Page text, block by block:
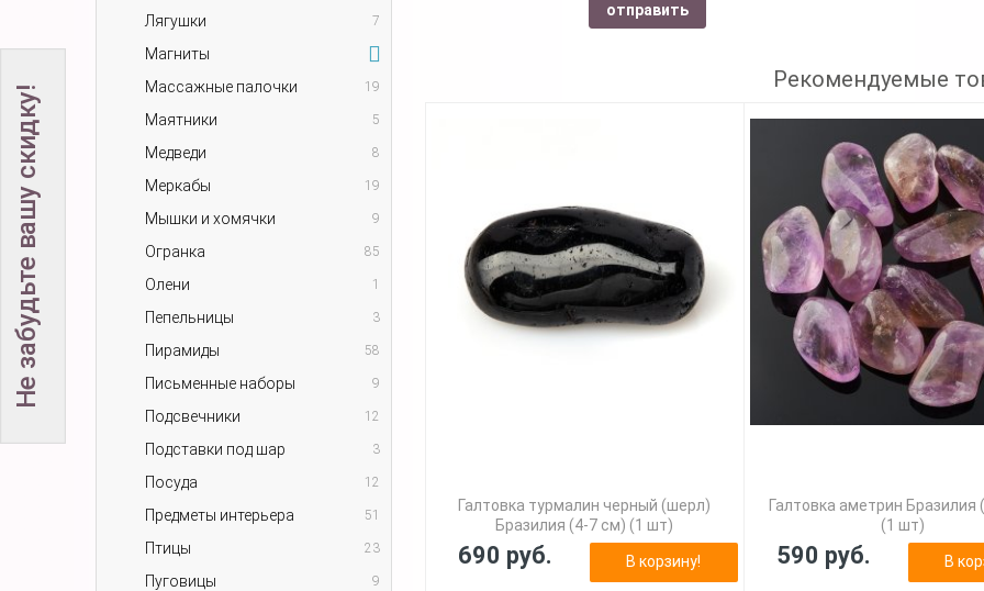
Лягушки 7
Магниты
Массажные палочки
19
Маятники 5
Медведи 8
Меркабы 19
Мышки и хомячки 9
Огранка 85
Олени 1
Пепельницы 3
Пирамиды 58
Письменные наборы 9
Подсвечники 12
Подставки под шар 3
Посуда 12
Предметы интерьера 51
Птицы 23
Пуговицы 9
отправить
Рекомендуемые
Галтовка турмалин черный (шерл)
Бразилия (4-7 см) (1 шт)
690 руб. В корзину!
Галтовка аметрин Бразилия
(1 шт)
590 руб. В
Не забудьте вашу скидку!